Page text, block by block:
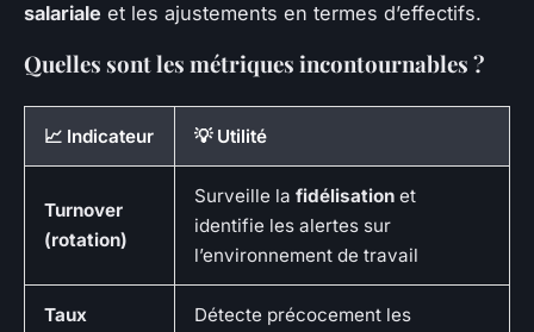
salariale et les ajustements en termes d’effectifs.
Quelles sont les métriques incontournables ?
📈 Indicateur 💡 Utilité
Turnover
(rotation)
Surveille la fidélisation et
identifie les alertes sur
l’environnement de travail
Taux
Détecte précocement les